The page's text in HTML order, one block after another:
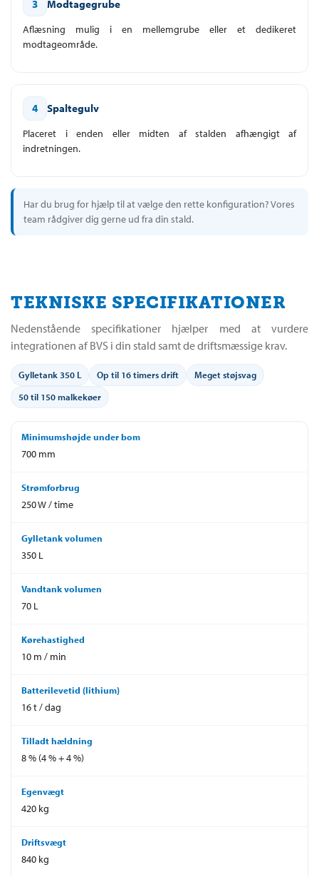
3 Modtagegrube
Aflæsning mulig i en mellemgrube eller et dedikeret
modtageområde.
4 Spaltegulv
Placeret i enden eller midten af stalden afhængigt af
indretningen.
Har du brug for hjælp til at vælge den rette konfiguration? Vores
team rådgiver dig gerne ud fra din stald.
TEKNISKE SPECIFIKATIONER
Nedenstående specifikationer hjælper med at vurdere
integrationen af BVS i din stald samt de driftsmæssige krav.
Gylletank 350 L Op til 16 timers drift
Meget støjsvag
50 til 150 malkekøer
Minimumshøjde under bom
700 mm
Strømforbrug
250 W / time
Gylletank volumen
350 L
Vandtank volumen
70 L
Kørehastighed
10 m / min
Batterilevetid (lithium)
16 t / dag
Tilladt hældning
8 % (4 % + 4 %)
Egenvægt
420 kg
Driftsvægt
840 kg